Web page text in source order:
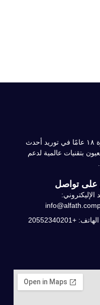
التجارية، خبرة ۱۸ عامًا في توريد أحدث
عالمية لدعم